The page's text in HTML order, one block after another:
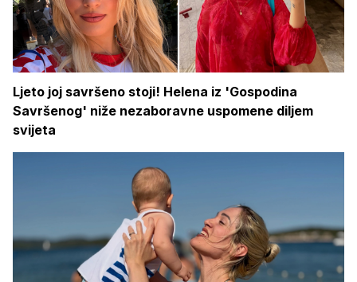
Ljeto joj savršeno stoji! Helena iz 'Gospodina
Savršenog' niže nezaboravne uspomene diljem
svijeta